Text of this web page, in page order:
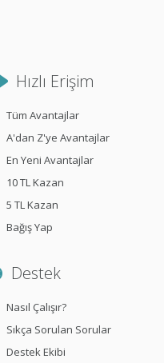
Hızlı Erişim
Tüm Avantajlar
A'dan Z'ye Avantajlar
En Yeni Avantajlar
10 TL Kazan
5 TL Kazan
Bağış Yap
Destek
Nasıl Çalışır?
Sıkça Sorulan Sorular
Destek Ekibi